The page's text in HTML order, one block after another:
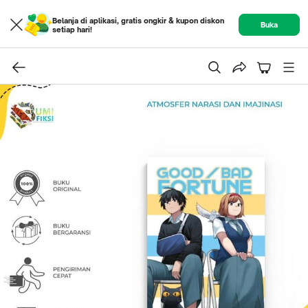
Belanja di aplikasi, gratis ongkir & kupon diskon
setiap hari!
Buka